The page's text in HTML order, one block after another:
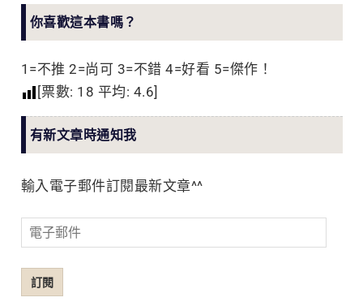
你喜歡這本書嗎？
1=不推 2=尚可 3=不錯 4=好看 5=傑作！
[票數: 18 平均: 4.6]
有新文章時通知我
輸入電子郵件訂閱最新文章^^
電
子
郵
件
訂閱